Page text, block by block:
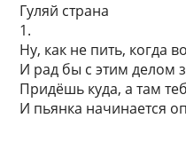
Гуляй страна
1.
Ну, как не пить, когда
И рад бы с этим делом
Придёшь куда, а там
И пьянка начинается